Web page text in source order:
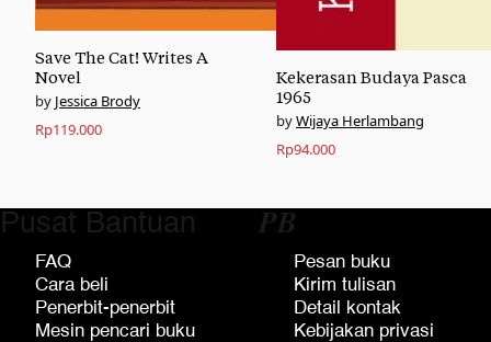
Save The Cat! Writes A
Novel
Jessica Brody
Rp119.000
Kekerasan Budaya Pasca
1965
Wijaya Herlambang
Rp94.000
Pusat Bantuan
FAQ
Cara beli
Penerbit-penerbit
Mesin pencari buku
𝑷𝑩
Pesan buku
Kirim tulisan
Detail kontak
Kebijakan privasi